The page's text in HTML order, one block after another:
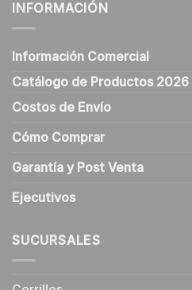
INFORMACIÓN
Información Comercial
Catálogo de Productos 2026
Costos de Envío
Cómo Comprar
Garantía y Post Venta
Ejecutivos
SUCURSALES